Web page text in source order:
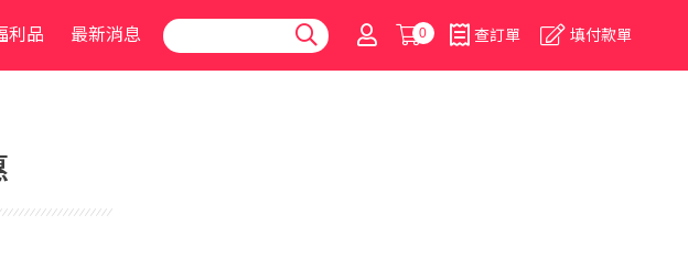
利品 最新消息 0 查訂單 填付款單